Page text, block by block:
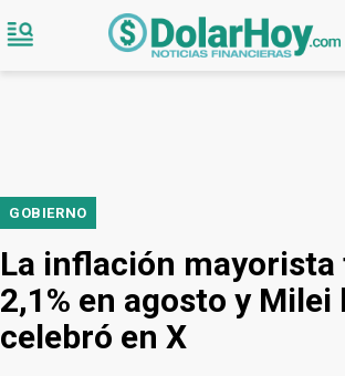
GOBIERNO
La inflación mayorista
2,1% en agosto y Milei
celebró en X